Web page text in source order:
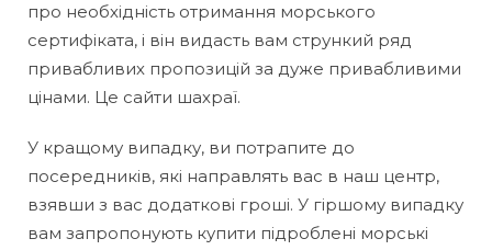
про необхідність отримання морського
сертифіката, і він видасть вам стрункий ряд
привабливих пропозицій за дуже привабливими
цінами. Це сайти шахраї.
У кращому випадку, ви потрапите до
посередників, які направлять вас в наш центр,
взявши з вас додаткові гроші. У гіршому випадку
вам запропонують купити підроблені морські